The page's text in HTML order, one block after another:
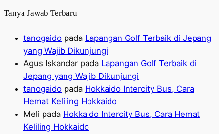
Tanya Jawab Terbaru
tanogaido pada Lapangan Golf Terbaik di Jepang
yang Wajib Dikunjungi
Agus Iskandar pada Lapangan Golf Terbaik di
Jepang yang Wajib Dikunjungi
tanogaido pada Hokkaido Intercity Bus, Cara
Hemat Keliling Hokkaido
Meli pada Hokkaido Intercity Bus, Cara Hemat
Keliling Hokkaido